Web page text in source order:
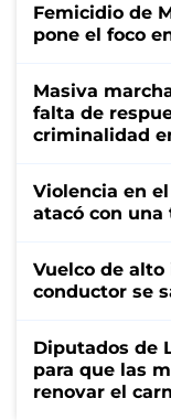
Femicidio de
pone el foco
Masiva
falta de
criminalidad
Violencia en
atacó con una
Vuelco de
conductor se
Diputados de
para que las
renovar el